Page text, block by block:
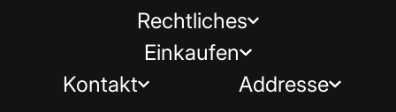
Rechtliches
Einkaufen
Kontakt
Addresse